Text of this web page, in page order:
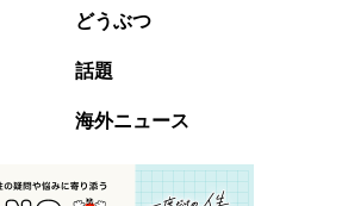
どうぶつ
話題
海外ニュース